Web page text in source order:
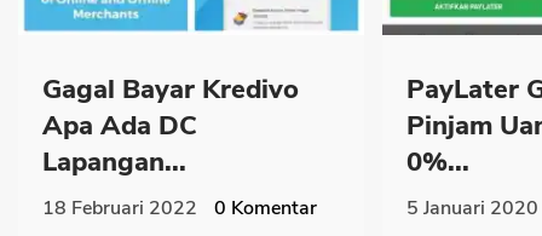
Gagal Bayar Kredivo
Apa Ada DC
Lapangan...
18 Februari 2022 0 Komentar
PayLater
Pinjam
0%...
5 Januari 2020